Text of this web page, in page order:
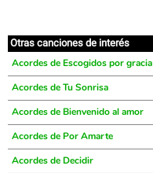
Otras canciones de interés
Acordes de Escogidos por gracia
Acordes de Tu Sonrisa
Acordes de Bienvenido al amor
Acordes de Por Amarte
Acordes de Decidir